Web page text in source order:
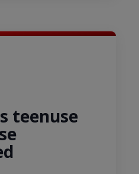
teenuse